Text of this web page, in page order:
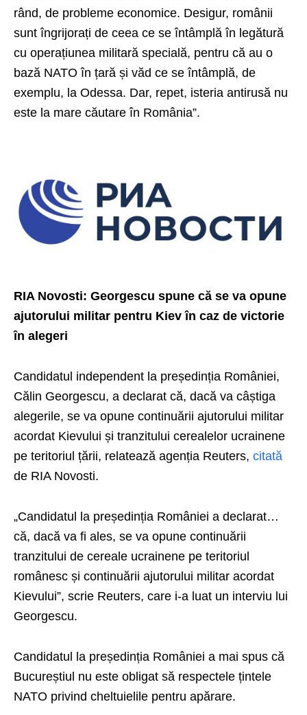
rând, de probleme economice. Desigur, românii
sunt îngrijorați de ceea ce se întâmplă în legătură
cu operațiunea militară specială, pentru că au o
bază NATO în țară și văd ce se întâmplă, de
exemplu, la Odessa. Dar, repet, isteria antirusă nu
este la mare căutare în România”.
RIA Novosti: Georgescu spune că se va opune
ajutorului militar pentru Kiev în caz de victorie
în alegeri
Candidatul independent la președinția României,
Călin Georgescu, a declarat că, dacă va câștiga
alegerile, se va opune continuării ajutorului militar
acordat Kievului și tranzitului cerealelor ucrainene
pe teritoriul țării, relatează agenția Reuters, citată
de RIA Novosti.
„Candidatul la președinția României a declarat…
că, dacă va fi ales, se va opune continuării
tranzitului de cereale ucrainene pe teritoriul
românesc și continuării ajutorului militar acordat
Kievului”, scrie Reuters, care i-a luat un interviu lui
Georgescu.
Candidatul la președinția României a mai spus că
Bucureștiul nu este obligat să respectele țintele
NATO privind cheltuielile pentru apărare.